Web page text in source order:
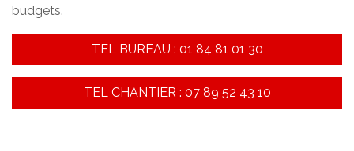
budgets.
TEL BUREAU : 01 84 81 01 30
TEL CHANTIER : 07 89 52 43 10